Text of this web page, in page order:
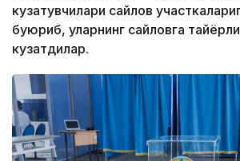
кузатувчилари сайлов
буюриб, уларнинг сайловга
кузатдилар.